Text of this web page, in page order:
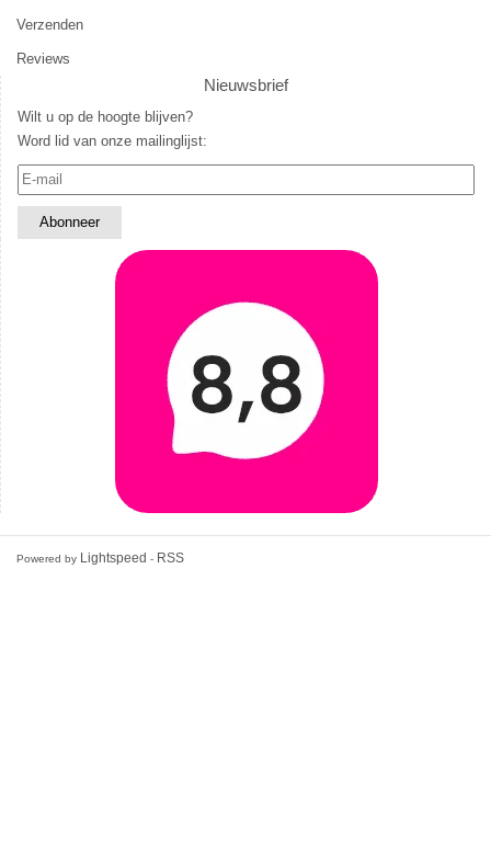
Verzenden
Reviews
Nieuwsbrief
Wilt u op de hoogte blijven?
Word lid van onze mailinglijst:
Powered by Lightspeed - RSS